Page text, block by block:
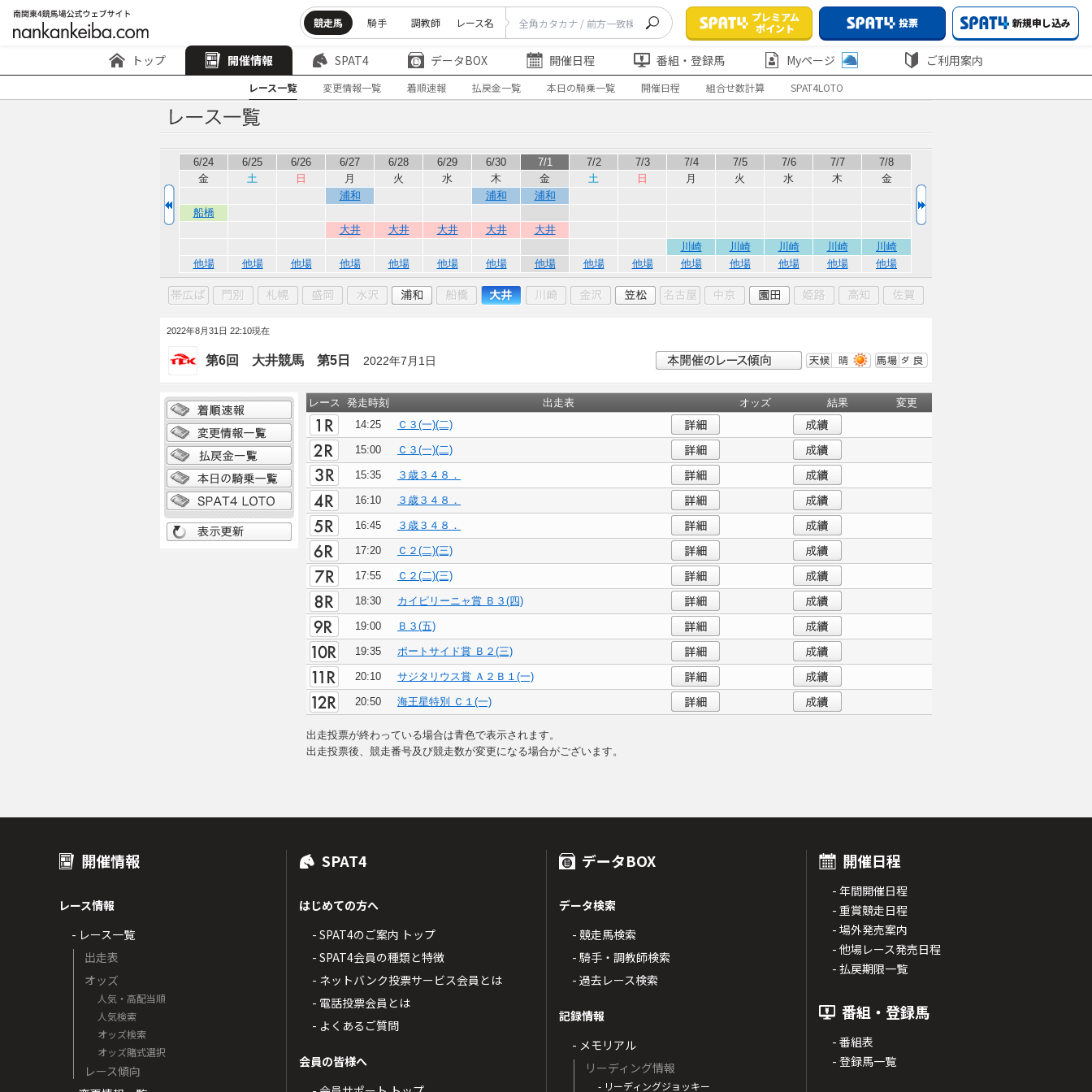
競走馬 騎手 調教師 レース名
プレミアム
ポイント
投票 新規申し込み
トップ 開催情報 SPAT4 データBOX 開催日程 番組・登録馬 Myページ ご利用案内
レース一覧 変更情報一覧 着順速報 払戻金一覧 本日の騎乗一覧 開催日程 組合せ数計算 SPAT4LOTO
6/24 6/25 6/26 6/27 6/28 6/29 6/30 7/1 7/2 7/3 7/4 7/5 7/6 7/7
7/8
金
土 日 月 火 水 木 金 土 日 月 火 水 木
金
浦和
浦和
浦和
船橋
大井
大井 大井 大井
大井
川崎
川崎 川崎 川崎
川崎
他場
他場 他場 他場 他場 他場 他場 他場 他場 他場 他場 他場 他場 他場 他場
2022年8月31日 22:10現在
第6回 大井競馬 第5日 2022年7月1日
レース 発走時刻 出走表 オッズ 結果
変更
14:25
Ｃ３(一)(二)
15:00 Ｃ３(一)(二)
15:35 ３歳３４８．
16:10 ３歳３４８．
16:45 ３歳３４８．
17:20 Ｃ２(二)(三)
17:55 Ｃ２(二)(三)
18:30 カイピリーニャ賞 Ｂ３(四)
19:00 Ｂ３(五)
19:35 ポートサイド賞 Ｂ２(三)
20:10 サジタリウス賞 Ａ２Ｂ１(一)
20:50 海王星特別 Ｃ１(一)
出走投票が終わっている場合は青色で表示されます。
出走投票後、競走番号及び競走数が変更になる場合がございます。
開催情報
レース情報
- レース一覧
出走表
オッズ
人気・高配当順
人気検索
オッズ検索
オッズ賭式選択
レース傾向
SPAT4
はじめての方へ
- SPAT4のご案内 トップ
- SPAT4会員の種類と特徴
- ネットバンク投票サービス会員とは
- 電話投票会員とは
- よくあるご質問
会員の皆様へ
データBOX
データ検索
- 競走馬検索
- 騎手・調教師検索
- 過去レース検索
記録情報
- メモリアル
リーディング情報
- リーディングジョッキー
開催日程
- 年間開催日程
- 重賞競走日程
- 場外発売案内
- 他場レース発売日程
- 払戻期限一覧
番組・登録馬
- 番組表
- 登録馬一覧